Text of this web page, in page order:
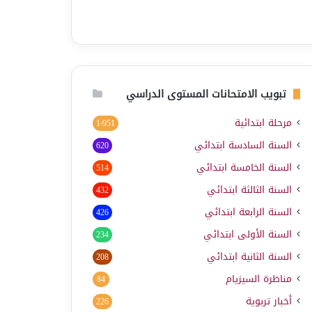
تبويب الامتحانات المستوى الدراسي
مرحلة ابتدائية 1٬951
السنة السادسة ابتدائي 620
السنة الخامسة ابتدائي 514
السنة الثالثة ابتدائي 432
السنة الرابعة ابتدائي 426
السنة الأولى ابتدائي 234
السنة الثانية ابتدائي 208
مناظرة السيزيام 84
أخبار تربوية 226